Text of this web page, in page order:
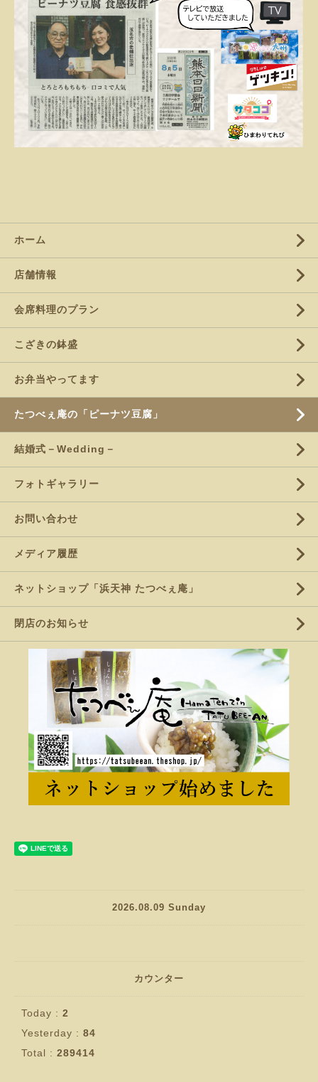
ホーム
店舗情報
会席料理のプラン
こざきの鉢盛
お弁当やってます
たつべぇ庵の「ピーナツ豆腐」
結婚式－Wedding－
フォトギャラリー
お問い合わせ
メディア履歴
ネットショップ「浜天神 たつべぇ庵」
閉店のお知らせ
2026.08.09 Sunday
カウンター
Today : 2
Yesterday : 84
Total : 289414